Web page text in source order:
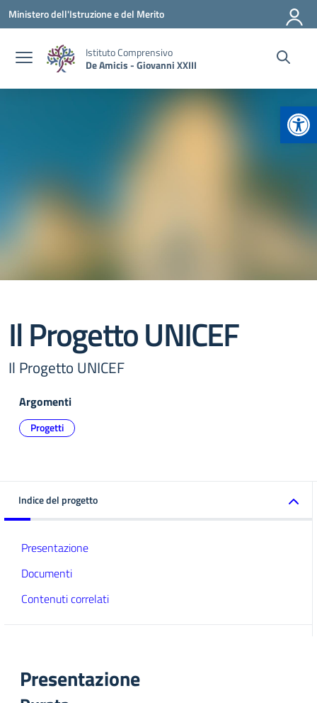
Vai ai contenuti
Vai al menu di navigazione
Vai al footer
Ministero dell'Istruzione e del Merito
Istituto Comprensivo
De Amicis - Giovanni XXIII
Il Progetto UNICEF
Il Progetto UNICEF
Argomenti
Progetti
Indice del progetto
Presentazione
Documenti
Contenuti correlati
Presentazione